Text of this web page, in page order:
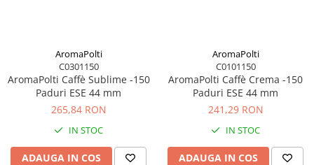
AromaPolti
C0301150
AromaPolti Caffè Sublime -150
Paduri ESE 44 mm
265,84 RON
IN STOC
ADAUGA IN COS
AromaPolti
C0101150
AromaPolti Caffè Crema -150
Paduri ESE 44 mm
241,29 RON
IN STOC
ADAUGA IN COS